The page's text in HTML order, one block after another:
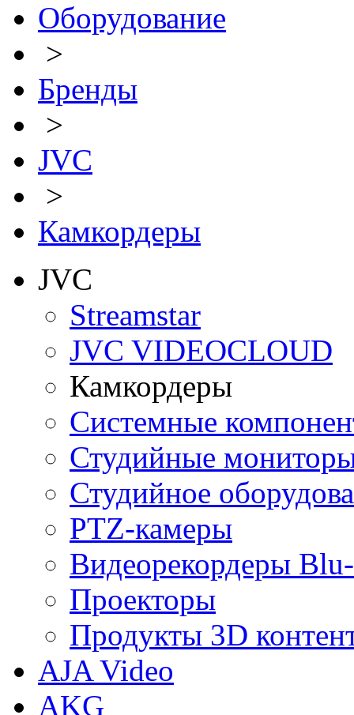
Оборудование
>
Бренды
>
JVC
>
Камкордеры
JVC
Streamstar
JVC VIDEOCLOUD
Камкордеры
Системные
Студийные
Студийное
PTZ-камеры
Видеорекордеры
Проекторы
Продукты 3D
AJA Video
AKG